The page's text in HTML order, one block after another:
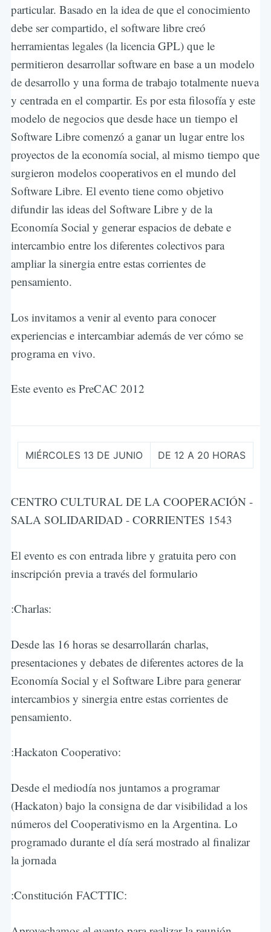
particular. Basado en la idea de que el conocimiento
debe ser compartido, el software libre creó
herramientas legales (la licencia GPL) que le
permitieron desarrollar software en base a un modelo
de desarrollo y una forma de trabajo totalmente nueva
y centrada en el compartir. Es por esta filosofía y este
modelo de negocios que desde hace un tiempo el
Software Libre comenzó a ganar un lugar entre los
proyectos de la economía social, al mismo tiempo que
surgieron modelos cooperativos en el mundo del
Software Libre. El evento tiene como objetivo
difundir las ideas del Software Libre y de la
Economía Social y generar espacios de debate e
intercambio entre los diferentes colectivos para
ampliar la sinergia entre estas corrientes de
pensamiento.
Los invitamos a venir al evento para conocer
experiencias e intercambiar además de ver cómo se
programa en vivo.
Este evento es PreCAC 2012
MIÉRCOLES 13 DE JUNIO DE 12 A 20 HORAS
CENTRO CULTURAL DE LA COOPERACIÓN -
SALA SOLIDARIDAD - CORRIENTES 1543
El evento es con entrada libre y gratuita pero con
inscripción previa a través del formulario
:Charlas:
Desde las 16 horas se desarrollarán charlas,
presentaciones y debates de diferentes actores de la
Economía Social y el Software Libre para generar
intercambios y sinergia entre estas corrientes de
pensamiento.
:Hackaton Cooperativo:
Desde el mediodía nos juntamos a programar
(Hackaton) bajo la consigna de dar visibilidad a los
números del Cooperativismo en la Argentina. Lo
programado durante el día será mostrado al finalizar
la jornada
:Constitución FACTTIC: